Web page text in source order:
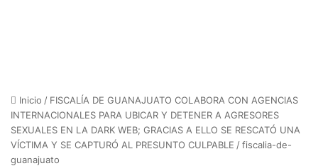
Inicio / FISCALÍA DE GUANAJUATO COLABORA CON AGENCIAS
INTERNACIONALES PARA UBICAR Y DETENER A AGRESORES
SEXUALES EN LA DARK WEB; GRACIAS A ELLO SE RESCATÓ UNA
VÍCTIMA Y SE CAPTURÓ AL PRESUNTO CULPABLE /fiscalia-de-
guanajuato